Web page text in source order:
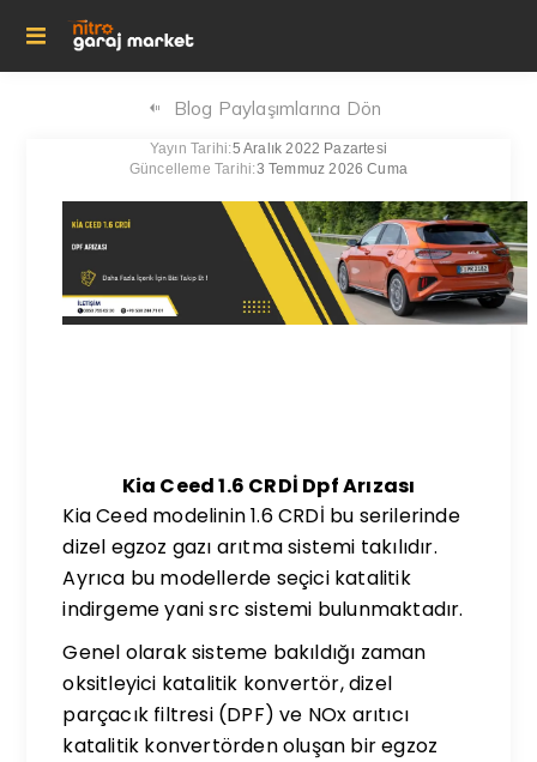
Blog Paylaşımlarına Dön
Yayın Tarihi:5 Aralık 2022 Pazartesi
Güncelleme Tarihi:3 Temmuz 2026 Cuma
Kia Ceed 1.6 CRDİ Dpf Arızası
Kia Ceed modelinin 1.6 CRDİ bu serilerinde
dizel egzoz gazı arıtma sistemi takılıdır.
Ayrıca bu modellerde seçici katalitik
indirgeme yani src sistemi bulunmaktadır.
Genel olarak sisteme bakıldığı zaman
oksitleyici katalitik konvertör, dizel
parçacık filtresi (DPF) ve NOx arıtıcı
katalitik konvertörden oluşan bir egzoz